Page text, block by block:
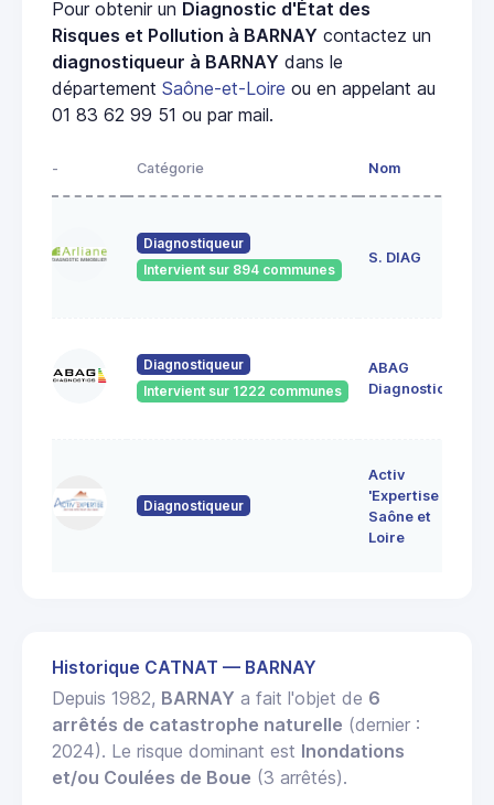
Pour obtenir un Diagnostic d'État des
Risques et Pollution à BARNAY contactez un
diagnostiqueur à BARNAY dans le
département Saône-et-Loire ou en appelant au
01 83 62 99 51 ou par mail.
- Catégorie Nom
Diagnostiqueur
Intervient sur 894 communes
S. DIAG
Diagnostiqueur
Intervient sur 1222 communes
ABAG
Diagnostics
Diagnostiqueur
Activ
'Expertise
Saône et
Loire
Historique CATNAT — BARNAY
Depuis 1982, BARNAY a fait l'objet de 6
arrêtés de catastrophe naturelle (dernier :
2024). Le risque dominant est Inondations
et/ou Coulées de Boue (3 arrêtés).